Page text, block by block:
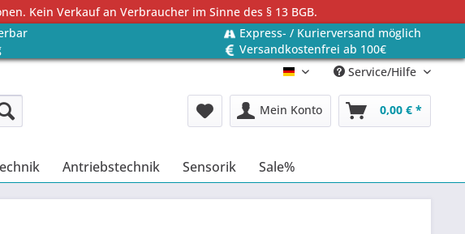
Kein Verkauf an Verbraucher im Sinne des § 13 BGB.
Express- / Kurierversand möglich
Versandkostenfrei ab 100€
Deutsch Service/Hilfe
Mein Konto 0,00 € *
Antriebstechnik Sensorik Sale%